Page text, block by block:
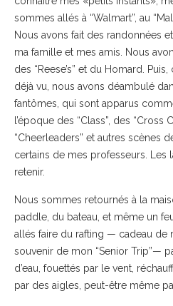
sommes allés à “Walmart”, au
Nous avons fait des randonnées
ma famille et mes amis. Nous
des “Reese’s” et du Homard.
déjà vu, nous avons déambulé
fantômes, qui sont apparus
l’époque des “Class”, des “Cross
“Cheerleaders” et autres scènes
certains de mes professeurs. Les
retenir.
Nous sommes retournés à la
paddle, du bateau, et même un
allés faire du rafting — cadeau de
souvenir de mon “Senior Trip”—
d’eau, fouettés par le vent,
par des aigles, peut-être même